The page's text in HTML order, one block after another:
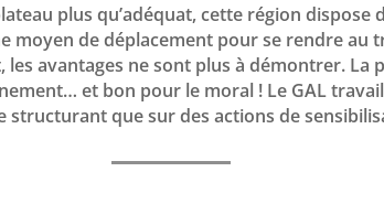
plus qu’adéquat, cette région
moyen de déplacement pour se rendre au
avantages ne sont plus à démontrer. La
et bon pour le moral ! Le GAL
structurant que sur des actions de